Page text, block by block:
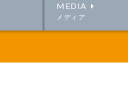
MEDIA
メディア